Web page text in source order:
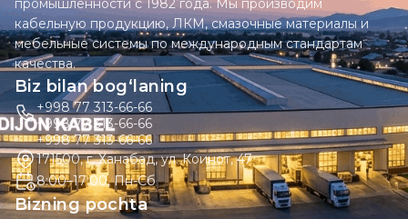
промышленности с 1982 года. Мы производим
кабельную продукцию, ЛКМ, смазочные материалы и
мебельные системы по международным стандартам
качества.
Biz bilan bog‘laning
+998 77 313-66-66
+998 77 313-66-66
+998 77 313-66-66
171500, г. Ханабад, ул. Коинот, 47
8:00–17:00, Пн-Сб
Bizning pochta